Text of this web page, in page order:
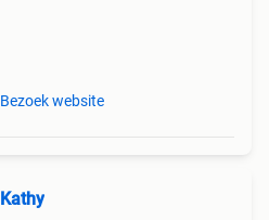
Bezoek website
Kathy